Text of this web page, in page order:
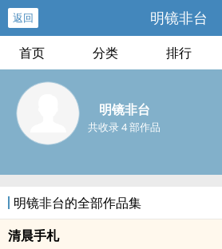
返回 明镜非台
首页 分类 排行
明镜非台
共收录 4 部作品
明镜非台的全部作品集
清晨手札